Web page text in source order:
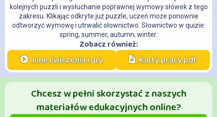
kolejnych puzzli i wysłuchanie poprawnej wymowy słówek z tego
zakresu. Klikając odkryte już puzzle, uczeń może ponownie
odtworzyć wymowę i utrwalić słownictwo. Słownictwo w quizie:
spring, summer, autumn, winter.
Zobacz również:
Inne ćwiczenia i gry Karty pracy pdf
Chcesz w pełni skorzystać z naszych
materiałów edukacyjnych online?